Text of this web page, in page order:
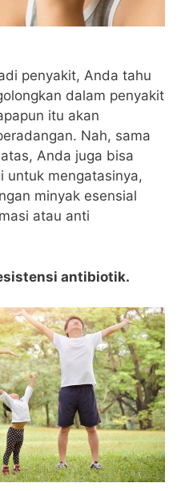
penyakit, Anda tahu
dalam penyakit
itu akan
Nah, sama
Anda juga bisa
untuk mengatasinya,
minyak esensial
atau anti
antibiotik.